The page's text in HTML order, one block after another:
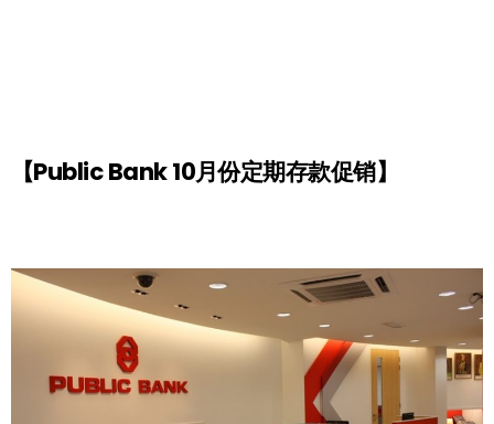
【Public Bank 10月份定期存款促销】